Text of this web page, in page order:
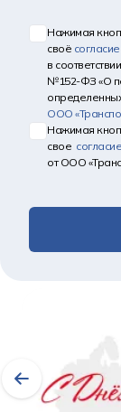
Нажимая
своё
в
№152-ФЗ «О
ООО
Нажимая
свое
от ООО